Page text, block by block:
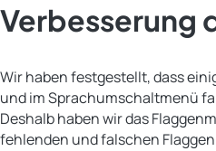
Verbesserung
Wir haben festgestellt, dass
und im Sprachumschaltmenü
Deshalb haben wir das
fehlenden und falschen